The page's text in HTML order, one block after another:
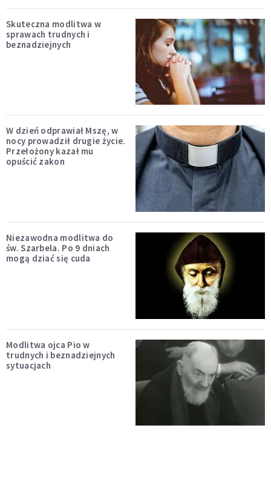
Skuteczna modlitwa w
sprawach trudnych i
beznadziejnych
W dzień odprawiał Mszę, w
nocy prowadził drugie życie.
Przełożony kazał mu
opuścić zakon
Niezawodna modlitwa do
św. Szarbela. Po 9 dniach
mogą dziać się cuda
Modlitwa ojca Pio w
trudnych i beznadziejnych
sytuacjach